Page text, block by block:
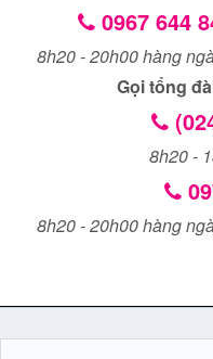
0967 644
8h20 - 20h00 hàng
Gọi tổng
8h20 -
8h20 - 20h00 hàng